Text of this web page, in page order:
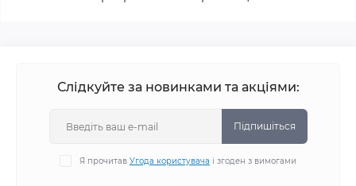
Слідкуйте за новинками та акціями:
Підпишіться
Я прочитав Угода користувача і згоден з вимогами